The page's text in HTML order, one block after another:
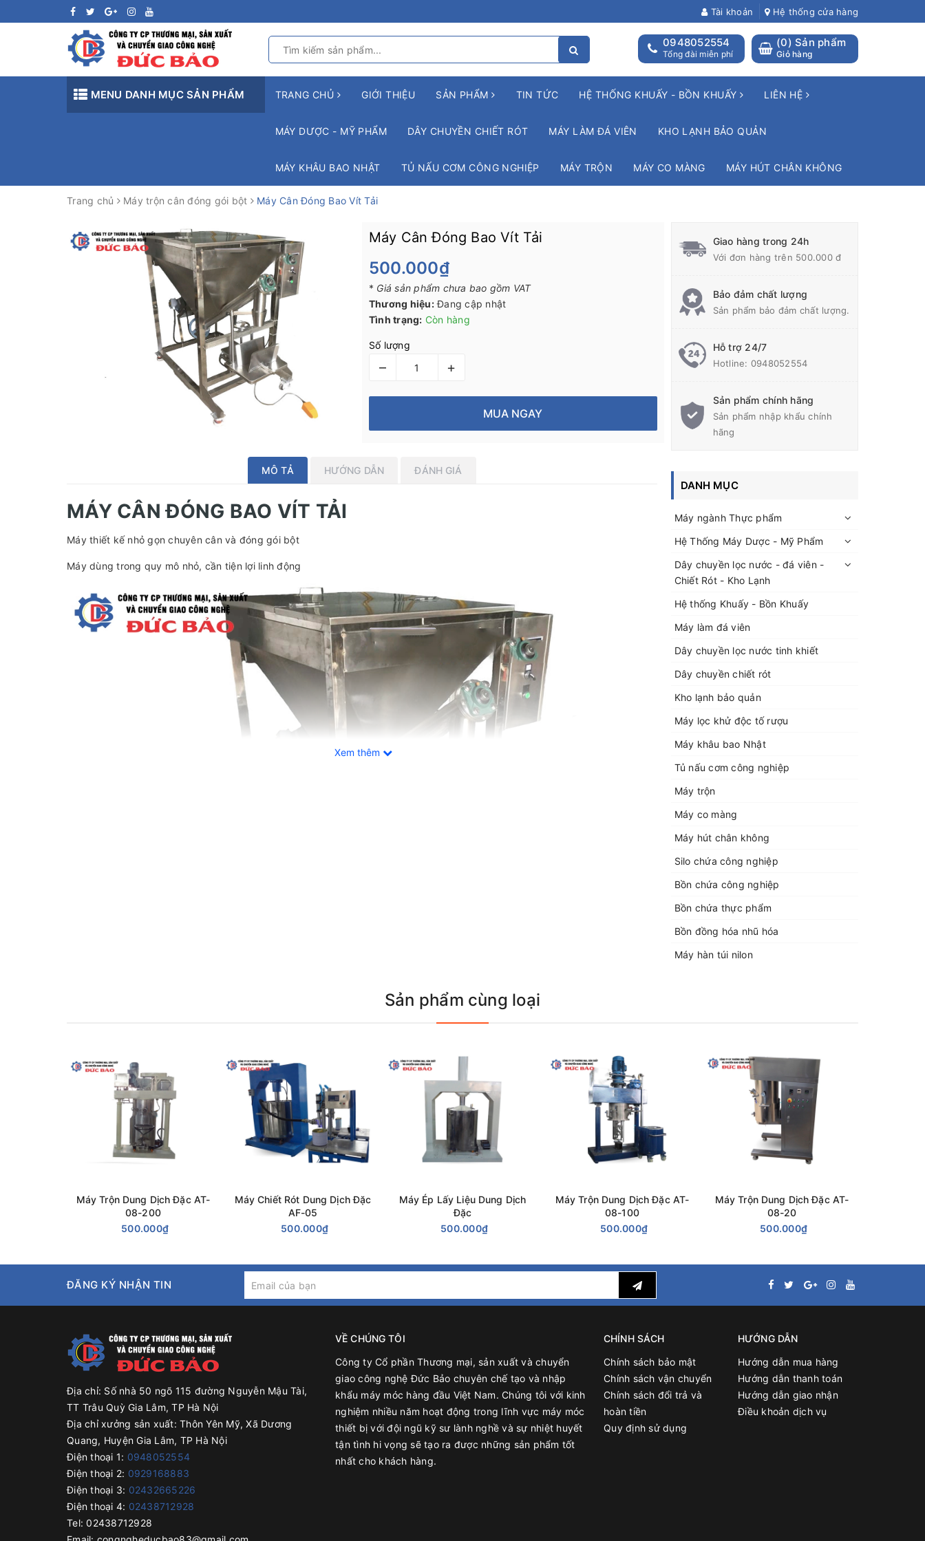
Tài khoản Hệ thống cửa hàng
(0) Sản phẩm
Giỏ hàng
0948052554
Tổng đài miễn phí
MENU DANH MỤC SẢN PHẨM TRANG CHỦ GIỚI THIỆU SẢN PHẨM TIN TỨC HỆ THỐNG KHUẤY - BỒN KHUẤY LIÊN HỆ
MÁY DƯỢC - MỸ PHẨM DÂY CHUYỀN CHIẾT RÓT MÁY LÀM ĐÁ VIÊN KHO LẠNH BẢO QUẢN
MÁY KHÂU BAO NHẬT TỦ NẤU CƠM CÔNG NGHIỆP MÁY TRỘN MÁY CO MÀNG MÁY HÚT CHÂN KHÔNG
Trang chủ Máy trộn cân đóng gói bột Máy Cân Đóng Bao Vít Tải
Máy Cân Đóng Bao Vít Tải
500.000₫
* Giá sản phẩm chưa bao gồm VAT
Thương hiệu: Đang cập nhật
Tình trạng: Còn hàng
Số lượng
– +
MUA NGAY
MÔ TẢ HƯỚNG DẪN ĐÁNH GIÁ
MÁY CÂN ĐÓNG BAO VÍT TẢI
Máy thiết kế nhỏ gọn chuyên cân và đóng gói bột
Máy dùng trong quy mô nhỏ, cần tiện lợi linh động
Máy trộn nằm tầng trên, khi trộn xong sẽ xã xuống phểu chứa tầng dưới và vít tải đóng bao
Để biết chi tiết thông số sản phẩm, cấu tạo bồn, motor, cánh,...giá cả thiết bị. Quý khách vui lòng liên hệ Đức Bảođể được
nhận thông tin và bản chào giá tốt nhất
Đức Bảo chuyên thiết kế, gia công các loại bồn chứa, bồn khuấy inox chuyên dụng trong các ngành: Keo, sơn, mỹ
Đặt hàng, thiết kế, gia công theo yêu cầu thực tế; Quý khách vui lòng liên hệ với Đức Bảo qua thông tin:
Địa chỉ: Số nhà 50 ngõ 115 đường Nguyễn Mậu Tài, TT Trâu Quỳ Gia Lâm, TP Hà Nội
Địa chỉ xưởng sản xuất: xã Dương Quang, huyện Gia Lâm, Hà Nội.
Điện thoại 2: 02438712928
Điện thoại 3: 0243266226
Email: congngheducbao83@gmail.com
Website: https://congngheducbao.com
Xem thêm
Giao hàng trong 24h
Với đơn hàng trên 500.000 đ
Bảo đảm chất lượng
Sản phẩm bảo đảm chất lượng.
Hỗ trợ 24/7
Hotline: 0948052554
Sản phẩm chính hãng
Sản phẩm nhập khẩu chính
hãng
DANH MỤC
Máy ngành Thực phẩm
Hệ Thống Máy Dược - Mỹ Phẩm
Dây chuyền lọc nước - đá viên -
Chiết Rót - Kho Lạnh
Hệ thống Khuấy - Bồn Khuấy
Máy làm đá viên
Dây chuyền lọc nước tinh khiết
Dây chuyền chiết rót
Kho lạnh bảo quản
Máy lọc khử độc tố rượu
Máy khâu bao Nhật
Tủ nấu cơm công nghiệp
Máy trộn
Máy co màng
Máy hút chân không
Silo chứa công nghiệp
Bồn chứa công nghiệp
Bồn chứa thực phẩm
Bồn đồng hóa nhũ hóa
Máy hàn túi nilon
Sản phẩm cùng loại
Máy Trộn Dung Dịch Đặc AT-
08-200
500.000₫
Máy Chiết Rót Dung Dịch Đặc
AF-05
500.000₫
Máy Ép Lấy Liệu Dung Dịch
Đặc
500.000₫
Máy Trộn Dung Dịch Đặc AT-
08-100
500.000₫
Máy Trộn Dung Dịch Đặc AT-
08-20
500.000₫
ĐĂNG KÝ NHẬN TIN
Địa chỉ: Số nhà 50 ngõ 115 đường Nguyễn Mậu Tài,
TT Trâu Quỳ Gia Lâm, TP Hà Nội
Địa chỉ xưởng sản xuất: Thôn Yên Mỹ, Xã Dương
Quang, Huyện Gia Lâm, TP Hà Nội
Điện thoại 1: 0948052554
Điện thoại 2: 0929168883
Điện thoại 3: 02432665226
Điện thoại 4: 02438712928
Tel: 02438712928
VỀ CHÚNG TÔI
Công ty Cổ phần Thương mại, sản xuất và chuyển
giao công nghệ Đức Bảo chuyên chế tạo và nhập
khẩu máy móc hàng đầu Việt Nam. Chúng tôi với kinh
nghiệm nhiều năm hoạt động trong lĩnh vực máy móc
thiết bị với đội ngũ kỹ sư lành nghề và sự nhiệt huyết
tận tình hi vọng sẽ tạo ra được những sản phẩm tốt
nhất cho khách hàng.
CHÍNH SÁCH
Chính sách bảo mật
Chính sách vận chuyển
Chính sách đổi trả và
hoàn tiền
Quy định sử dụng
HƯỚNG DẪN
Hướng dẫn mua hàng
Hướng dẫn thanh toán
Hướng dẫn giao nhận
Điều khoản dịch vụ